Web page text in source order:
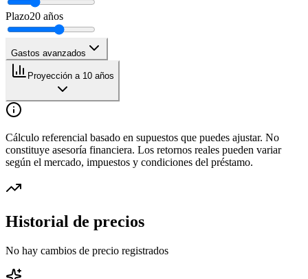
Plazo20 años
Gastos avanzados
Proyección a 10 años
Cálculo referencial basado en supuestos que puedes ajustar. No
constituye asesoría financiera. Los retornos reales pueden variar
según el mercado, impuestos y condiciones del préstamo.
Historial de precios
No hay cambios de precio registrados